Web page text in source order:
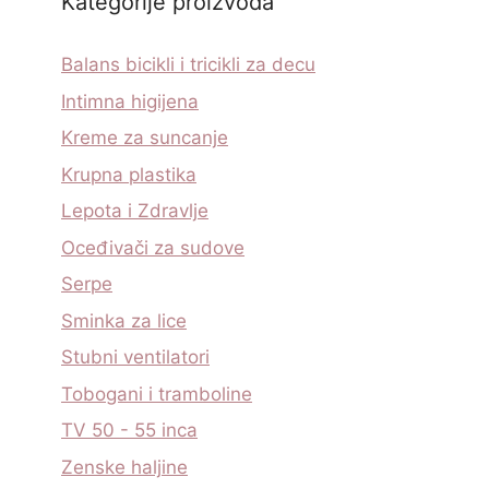
Balans bicikli i tricikli za decu
Intimna higijena
Kreme za suncanje
Krupna plastika
Lepota i Zdravlje
Oceđivači za sudove
Serpe
Sminka za lice
Stubni ventilatori
Tobogani i tramboline
TV 50 - 55 inca
Zenske haljine